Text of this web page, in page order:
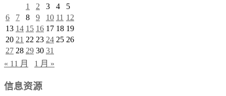
1
2 3 4
5
6
7 8 9 10 11 12
13 14 15 16 17 18 19
20 21 22 23 24 25 26
27 28 29 30 31
« 11 月
1 月 »
信息资源